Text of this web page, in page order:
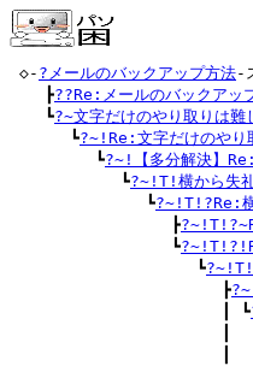
◇- ?メールのバックアップ方法-
┣??Re:メールのバックア
┗?~文字だけのやり取りは
┗?~!Re:文字だけのや
┗?~!【多分解決】
┗?~!T!横から失
┗?~!T!?Re:
┣
┗
┗
┣
┃ ┗
┃ 　
┃ 　 　